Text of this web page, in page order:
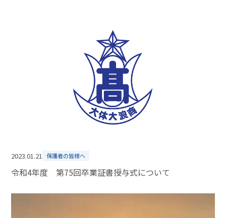
2023.01.21 保護者の皆様へ
令和4年度 第75回卒業証書授与式について